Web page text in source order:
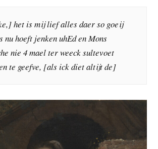
het is mij lief alles daer so goeij
nu hoeft jenken uhEd en Mons
nie 4 mael ter weeck sultevoet
te geefve, [als ick diet altijt de]